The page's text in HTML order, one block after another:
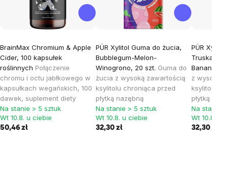
BrainMax Chromium & Apple
Cider, 100 kapsułek
roślinnych Połączenie
chromu i octu jabłkowego w
kapsułkach wegańskich, 100
dawek, suplement diety
Na stanie > 5 sztuk
Wt 10.8. u ciebie
50,46 zł
PÜR Xylitol Guma do żucia,
Bubblegum-Melon-
Winogrono, 20 szt. Guma do
żucia z wysoką zawartością
ksylitolu chroniąca przed
płytką nazębną
Na stanie > 5 sztuk
Wt 10.8. u ciebie
32,30 zł
PÜR
Banan, 20
z wysoką
ksylitolu
płytką
Na stanie
Wt 10.8. u
32,30 zł